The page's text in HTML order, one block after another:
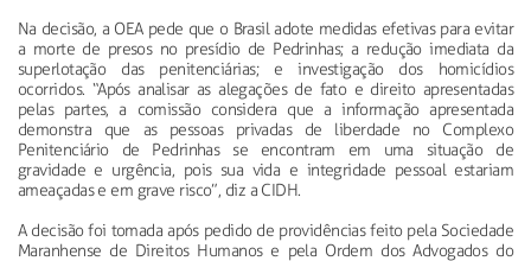
Na decisão, a OEA pede que o Brasil adote medidas efetivas para evitar
a morte de presos no presídio de Pedrinhas; a redução imediata da
superlotação das penitenciárias; e investigação dos homicídios
ocorridos. “Após analisar as alegações de fato e direito apresentadas
pelas partes, a comissão considera que a informação apresentada
demonstra que as pessoas privadas de liberdade no Complexo
Penitenciário de Pedrinhas se encontram em uma situação de
gravidade e urgência, pois sua vida e integridade pessoal estariam
ameaçadas e em grave risco”, diz a CIDH.
A decisão foi tomada após pedido de providências feito pela Sociedade
Maranhense de Direitos Humanos e pela Ordem dos Advogados do